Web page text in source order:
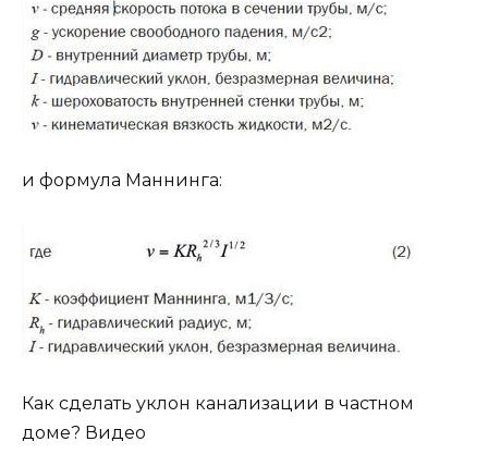
и формула Маннинга:
Как сделать уклон канализации в частном
доме? Видео